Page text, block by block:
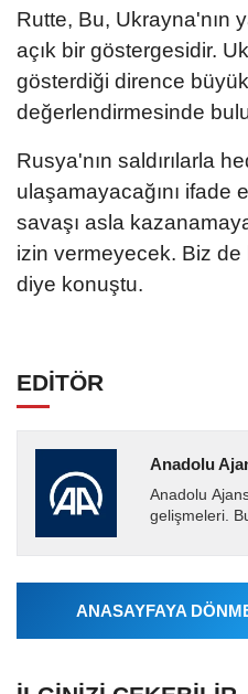
Rutte, Bu, Ukrayna'nın
açık bir göstergesidir.
gösterdiği dirence
değerlendirmesinde
Rusya'nın saldırılarla
ulaşamayacağını ifade
savaşı asla
izin vermeyecek. Biz
diye konuştu.
EDİTÖR
Anadolu
Anadolu
gelişmeleri.
tarafından
ANASAYFAYA